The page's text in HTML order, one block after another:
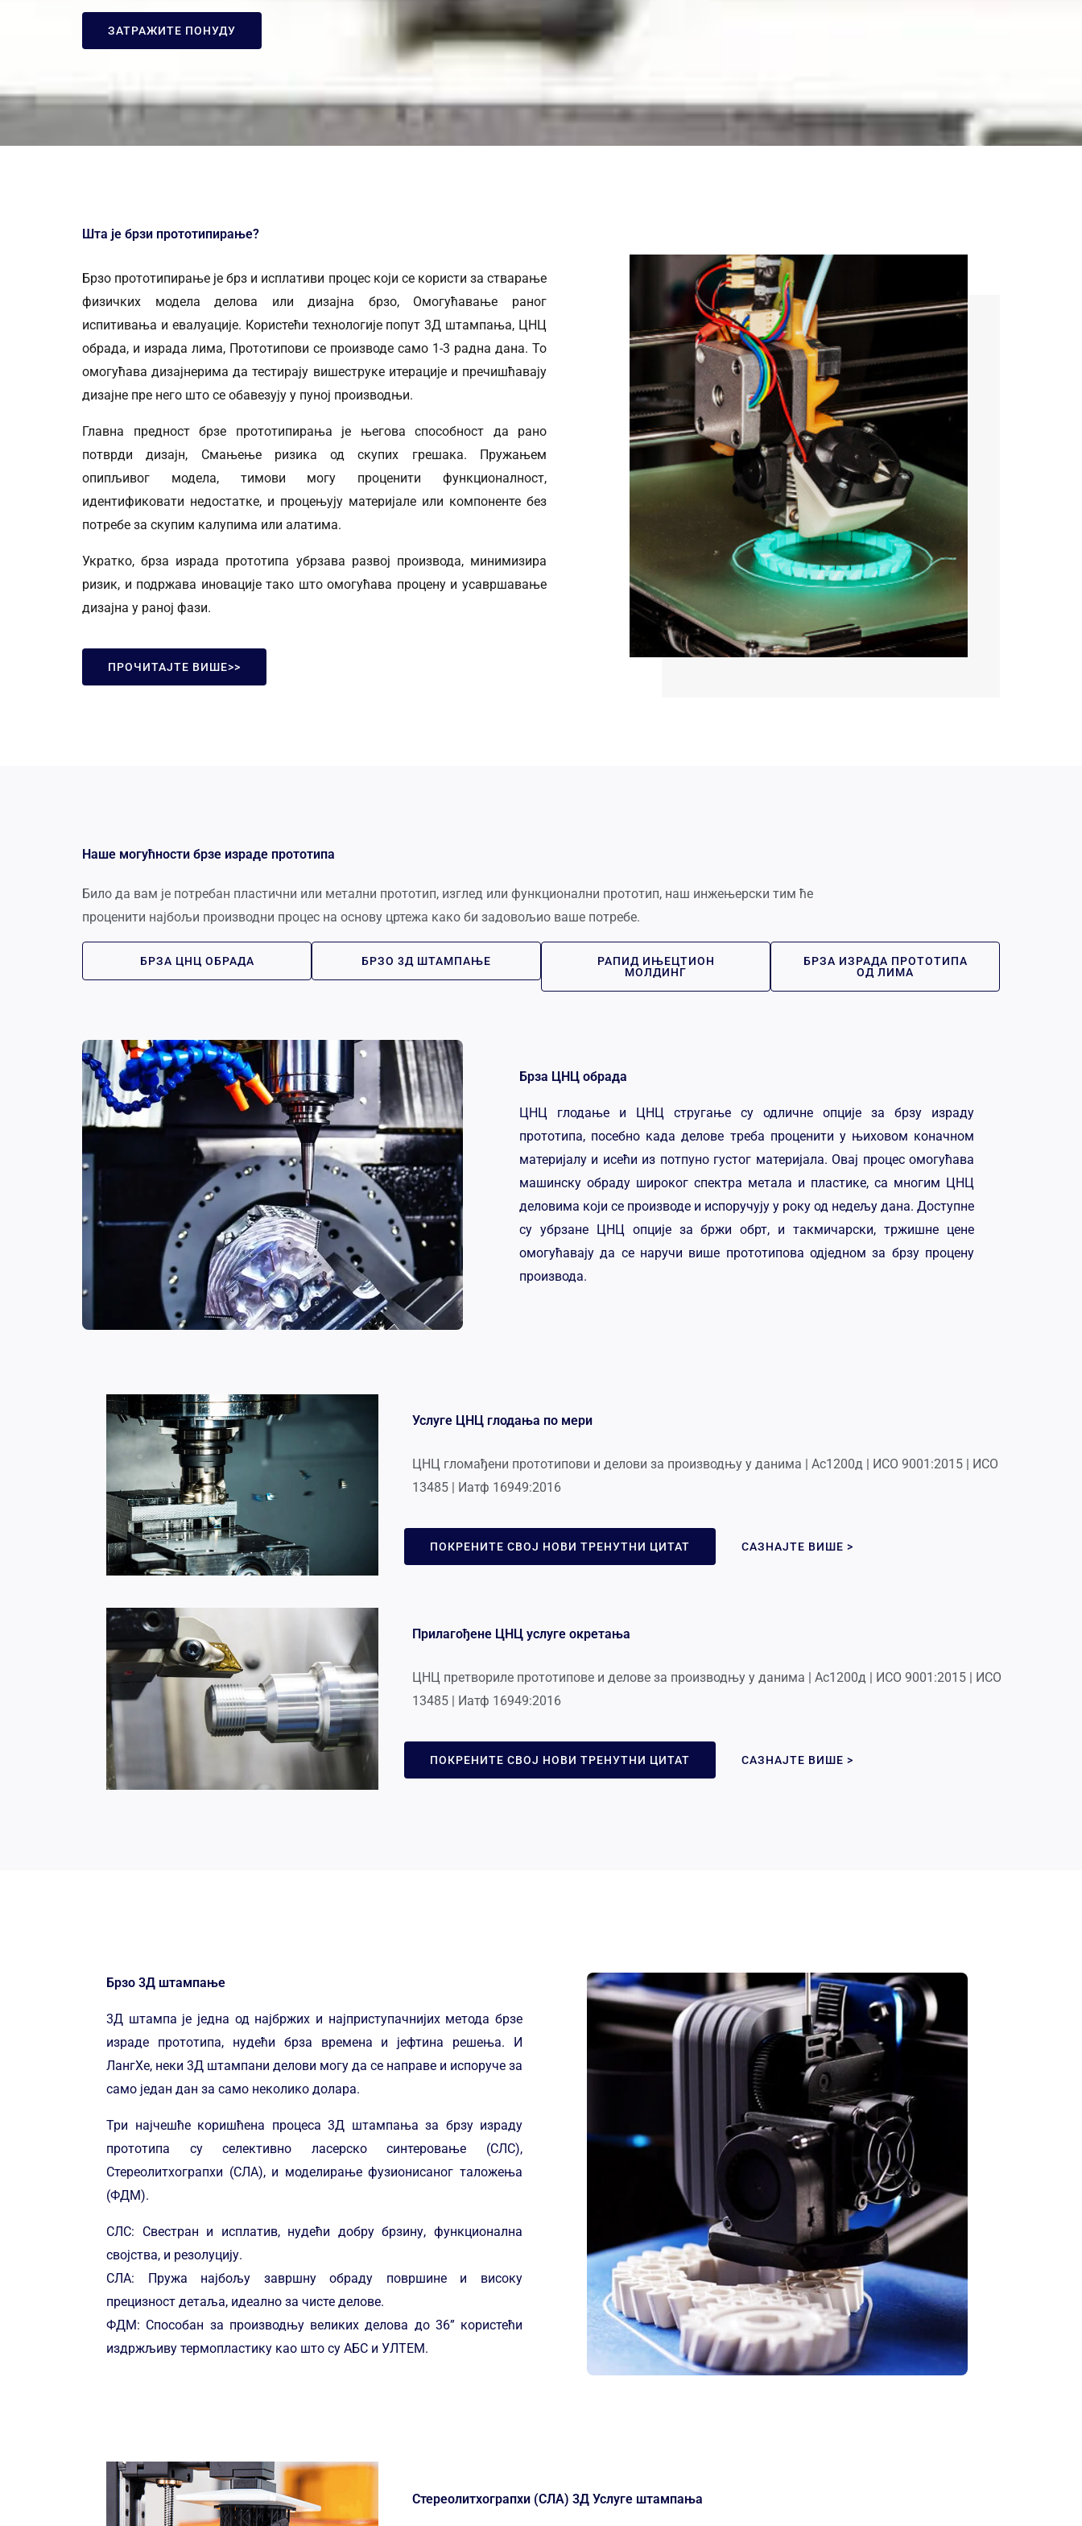
ЗАТРАЖИТЕ ПОНУДУ
Шта је брзи прототипирање?
Брзо прототипирање је брз и исплативи процес који се користи за стварање
физичких модела делова или дизајна брзо, Омогућавање раног
испитивања и евалуације. Користећи технологије попут 3Д штампања, ЦНЦ
обрада, и израда лима, Прототипови се производе само 1-3 радна дана. То
омогућава дизајнерима да тестирају вишеструке итерације и пречишћавају
дизајне пре него што се обавезују у пуној производњи.
Главна предност брзе прототипирања је његова способност да рано
потврди дизајн, Смањење ризика од скупих грешака. Пружањем
опипљивог модела, тимови могу проценити функционалност,
идентификовати недостатке, и процењују материјале или компоненте без
потребе за скупим калупима или алатима.
Укратко, брза израда прототипа убрзава развој производа, минимизира
ризик, и подржава иновације тако што омогућава процену и усавршавање
дизајна у раној фази.
ПРОЧИТАЈТЕ ВИШЕ>>
Наше могућности брзе израде прототипа
Било да вам је потребан пластични или метални прототип, изглед или функционални прототип, наш инжењерски тим ће
проценити најбољи производни процес на основу цртежа како би задовољио ваше потребе.
БРЗА ЦНЦ ОБРАДА БРЗО 3Д ШТАМПАЊЕ
РАПИД ИЊЕЦТИОН
МОЛДИНГ
БРЗА ИЗРАДА ПРОТОТИПА
ОД ЛИМА
Брза ЦНЦ обрада
ЦНЦ глодање и ЦНЦ стругање су одличне опције за брзу израду
прототипа, посебно када делове треба проценити у њиховом коначном
материјалу и исећи из потпуно густог материјала. Овај процес омогућава
машинску обраду широког спектра метала и пластике, са многим ЦНЦ
деловима који се производе и испоручују у року од недељу дана. Доступне
су убрзане ЦНЦ опције за бржи обрт, и такмичарски, тржишне цене
омогућавају да се наручи више прототипова одједном за брзу процену
производа.
Услуге ЦНЦ глодања по мери
ЦНЦ гломађени прототипови и делови за производњу у данима | Ас1200д | ИСО 9001:2015 | ИСО
13485 | Иатф 16949:2016
ПОКРЕНИТЕ СВОЈ НОВИ ТРЕНУТНИ ЦИТАТ САЗНАЈТЕ ВИШЕ >
Прилагођене ЦНЦ услуге окретања
ЦНЦ претвориле прототипове и делове за производњу у данима | Ас1200д | ИСО 9001:2015 | ИСО
13485 | Иатф 16949:2016
ПОКРЕНИТЕ СВОЈ НОВИ ТРЕНУТНИ ЦИТАТ САЗНАЈТЕ ВИШЕ >
Брзо 3Д штампање
3Д штампа је једна од најбржих и најприступачнијих метода брзе
израде прототипа, нудећи брза времена и јефтина решења. И
ЛангХе, неки 3Д штампани делови могу да се направе и испоруче за
само један дан за само неколико долара.
Три најчешће коришћена процеса 3Д штампања за брзу израду
прототипа су селективно ласерско синтеровање (СЛС),
Стереолитхограпхи (СЛА), и моделирање фузионисаног таложења
(ФДМ).
СЛС: Свестран и исплатив, нудећи добру брзину, функционална
својства, и резолуцију.
СЛА: Пружа најбољу завршну обраду површине и високу
прецизност детаља, идеално за чисте делове.
ФДМ: Способан за производњу великих делова до 36” користећи
издржљиву термопластику као што су АБС и УЛТЕМ.
Стереолитхограпхи (СЛА) 3Д Услуге штампања